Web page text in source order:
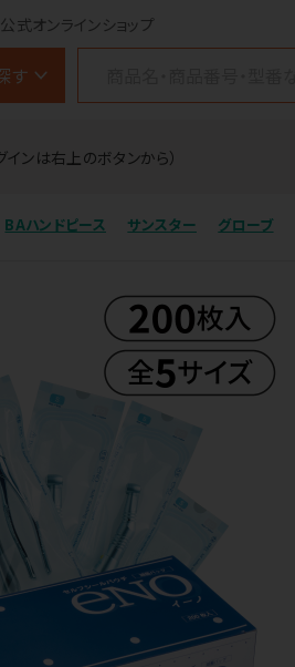
式オンラインショップ
す
ンは右上のボタンから）
BAハンドピース サンスター グローブ